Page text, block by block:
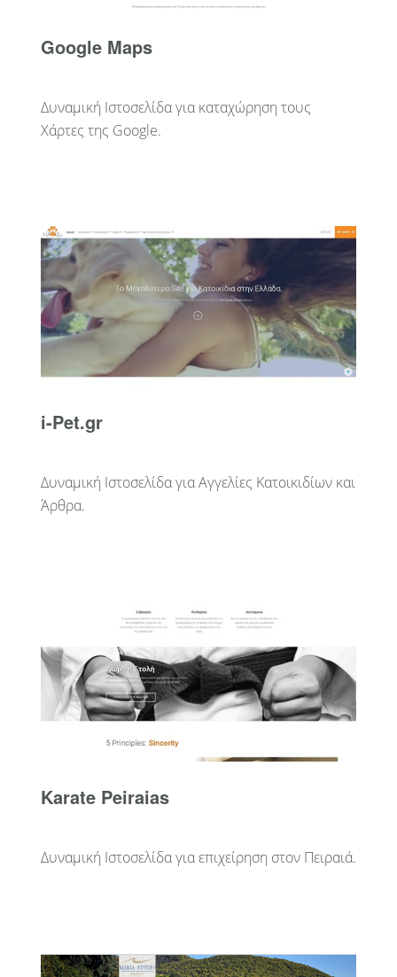
Google Maps
Δυναμική Ιστοσελίδα για καταχώρηση τους
Χάρτες της Google.
i-Pet.gr
Δυναμική Ιστοσελίδα για Αγγελίες Κατοικιδίων και
Άρθρα.
Karate Peiraias
Δυναμική Ιστοσελίδα για επιχείρηση στον Πειραιά.